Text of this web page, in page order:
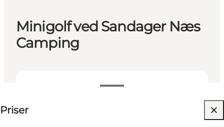
Minigolf ved Sandager Næs
Camping
Priser